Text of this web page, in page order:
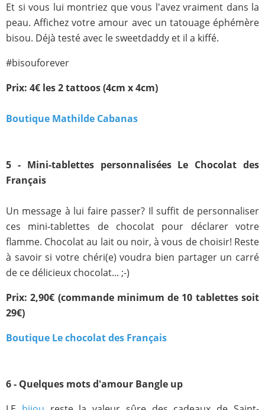
Et si vous lui montriez que vous l'avez vraiment dans la
peau. Affichez votre amour avec un tatouage éphémère
bisou. Déjà testé avec le sweetdaddy et il a kiffé.
#bisouforever
Prix: 4€ les 2 tattoos (4cm x 4cm)
Boutique Mathilde Cabanas
5 - Mini-tablettes personnalisées Le Chocolat des
Français
Un message à lui faire passer? Il suffit de personnaliser
ces mini-tablettes de chocolat pour déclarer votre
flamme. Chocolat au lait ou noir, à vous de choisir! Reste
à savoir si votre chéri(e) voudra bien partager un carré
de ce délicieux chocolat... ;-)
Prix: 2,90€ (commande minimum de 10 tablettes soit
29€)
Boutique Le chocolat des Français
6 - Quelques mots d'amour Bangle up